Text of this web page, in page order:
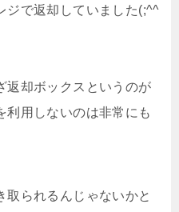
ジで返却していました(;^^
返却ボックスというのが
利用しないのは非常にも
取られるんじゃないかと